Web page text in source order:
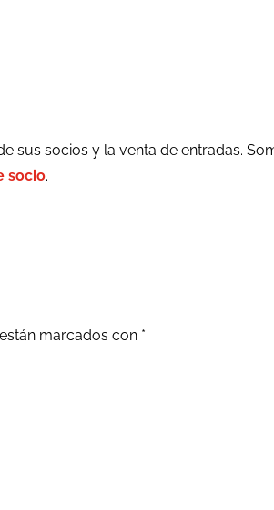
sus socios y la venta de entradas.
socio.
marcados con *